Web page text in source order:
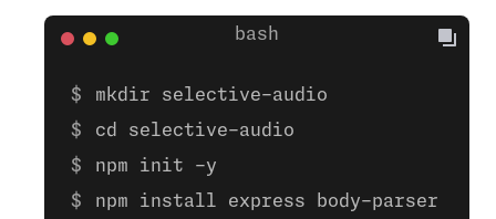
mkdir selective-audio
cd selective-audio
npm init -y
npm install express body-parser